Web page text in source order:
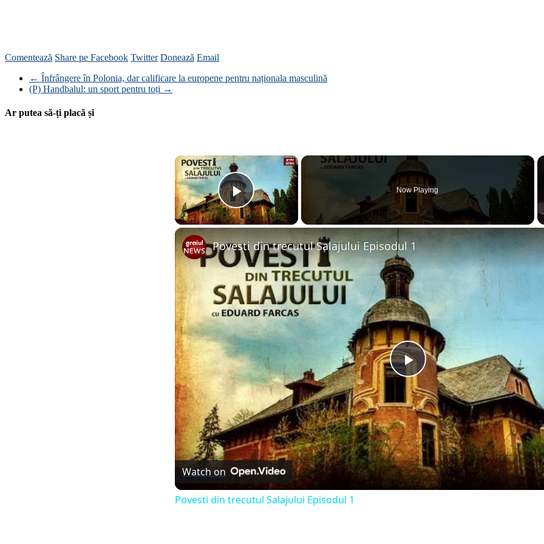
Comentează Share pe Facebook Twitter Donează Email
← Înfrângere în Polonia, dar calificare la europene pentru naționala masculină
(P) Handbalul: un sport pentru toți →
Ar putea să-ți placă și
×
Play Video
Now Playing
Play
Video
Povesti din trecutul Salajului Episodul 1
Watch on
Povesti din trecutul Salajului Episodul 1